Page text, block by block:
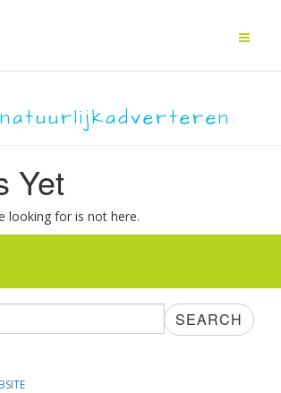
natuurlijkadverteren
Yet
looking for is not here.
SEARCH